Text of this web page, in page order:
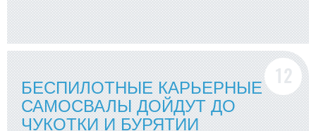
БЕСПИЛОТНЫЕ КАРЬЕРНЫЕ
САМОСВАЛЫ ДОЙДУТ ДО
ЧУКОТКИ И БУРЯТИИ